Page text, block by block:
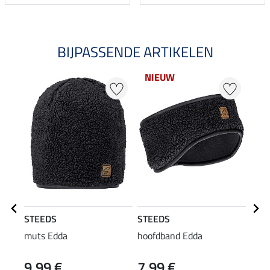
BIJPASSENDE ARTIKELEN
STEEDS
muts Edda
NIEUW
STEEDS
hoofdband Edda